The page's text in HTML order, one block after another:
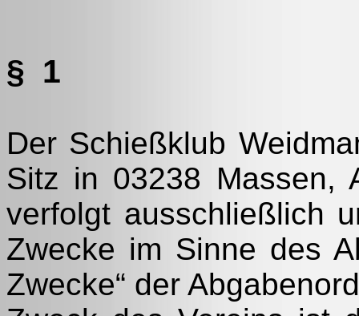
§ 1
Der Schießklub
Sitz in 03238 Massen,
verfolgt ausschließlich
Zwecke im Sinne des
Zwecke“ der